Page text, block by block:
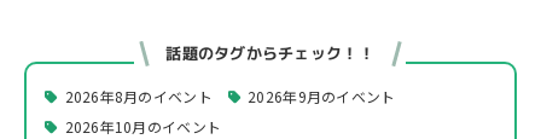
話題のタグからチェック！！
2026年8月のイベント
2026年9月のイベント
2026年10月のイベント